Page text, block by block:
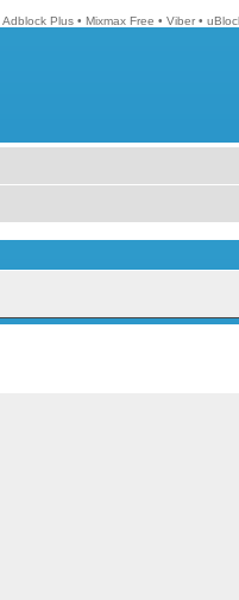
Adblock Plus • Mixmax Free • Viber •